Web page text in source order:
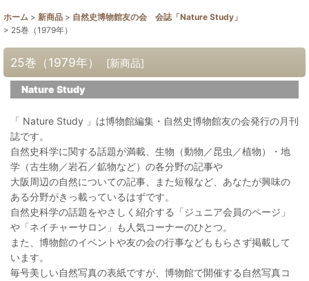
ホーム > 新商品 > 自然史博物館友の会 会誌「Nature Study」
> 25巻（1979年）
25巻（1979年） [新商品]
Nature Study
「 Nature Study 」は博物館編集・自然史博物館友の会発行の月刊
誌です。
自然史科学に関する話題が満載、生物（動物／昆虫／植物）・地
学（古生物／岩石／鉱物など）の各分野の記事や
大阪周辺の自然についての記事、また短報など、あなたが興味の
ある分野がきっ載っているはずです。
自然史科学の話題をやさしく紹介する「ジュニア会員のページ」
や「ネイチャーサロン」も人気コーナーのひとつ。
また、博物館のイベントや友の会の行事などももらさず掲載して
います。
毎号美しい自然写真の表紙ですが、博物館で開催する自然写真コ